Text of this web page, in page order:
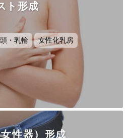
ト形成
・乳輪 女性化乳房
性器）形成